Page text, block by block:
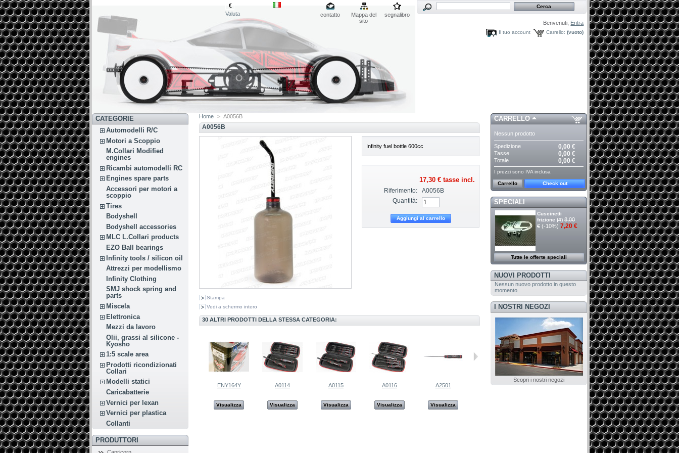
€
Valuta
contatto
Mappa del
sito
segnalibro
Benvenuti, Entra
Carrello: (vuoto)
Il tuo account
CATEGORIE
Automodelli R/C
Motori a Scoppio
M.Collari Modified
engines
Ricambi automodelli RC
Engines spare parts
Accessori per motori a
scoppio
Tires
Bodyshell
Bodyshell accessories
MLC L.Collari products
EZO Ball bearings
Infinity tools / silicon oil
Attrezzi per modellismo
Infinity Clothing
SMJ shock spring and
parts
Miscela
Elettronica
Mezzi da lavoro
Olii, grassi al silicone -
Kyosho
1:5 scale area
Prodotti ricondizionati
Collari
Modelli statici
Caricabatterie
Vernici per lexan
Vernici per plastica
Collanti
PRODUTTORI
Home > A0056B
A0056B
Stampa
Vedi a schermo intero
Infinity fuel bottle 600cc
17,30 €tasse incl.
Riferimento:
A0056B
Quantità:
30 ALTRI PRODOTTI DELLA STESSA CATEGORIA:
ENY164Y
Visualizza
A0114
Visualizza
A0115
Visualizza
A0116
Visualizza
A2501
Visualizza
A2125BPL A2130BPL A2120L
Visualizza
A0112
Visualizza
CARRELLO
Nessun prodotto
Spedizione 0,00 €
Tasse 0,00 €
Totale 0,00 €
I prezzi sono IVA inclusa
Carrello Check out
SPECIALI
Cuscinetti
frizione (4) 8,00
€ (-10%) 7,20 €
Tutte le offerte speciali
NUOVI PRODOTTI
Nessun nuovo prodotto in questo
momento
I NOSTRI NEGOZI
Scopri i nostri negozi